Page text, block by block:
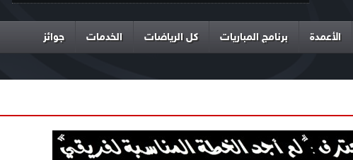
الأعمدة برنامج المباريات كل الرياضات الخدمات جوائز